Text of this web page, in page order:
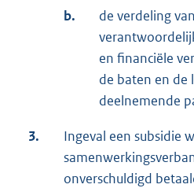
b.
de verdeling
en financiële
de baten en de
deelnemende
3.
Ingeval een subsidie
onverschuldigd